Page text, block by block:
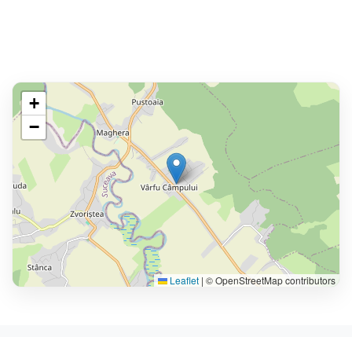
+
−
Leaflet | © OpenStreetMap contributors